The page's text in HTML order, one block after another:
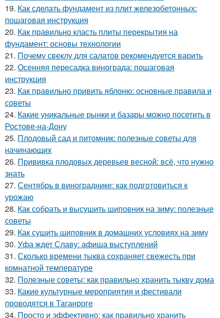
19. Как сделать фундамент из плит железобетонных:
пошаговая инструкция
20. Как правильно класть плиты перекрытия на
фундамент: основы технологии
21. Почему свеклу для салатов рекомендуется варить
22. Осенняя пересадка винограда: пошаговая
инструкция
23. Как правильно привить яблоню: основные правила и
советы
24. Какие уникальные рынки и базары можно посетить в
Ростове-на-Дону
25. Плодовый сад и питомник: полезные советы для
начинающих
26. Прививка плодовых деревьев весной: всё, что нужно
знать
27. Сентябрь в винограднике: как подготовиться к
урожаю
28. Как собрать и высушить шиповник на зиму: полезные
советы
29. Как сушить шиповник в домашних условиях на зиму
30. Уфа ждет Славу: афиша выступлений
31. Сколько времени тыква сохраняет свежесть при
комнатной температуре
32. Полезные советы: как правильно хранить тыкву дома
33. Какие культурные мероприятия и фестивали
проводятся в Таганроге
34. Просто и эффективно: как правильно хранить